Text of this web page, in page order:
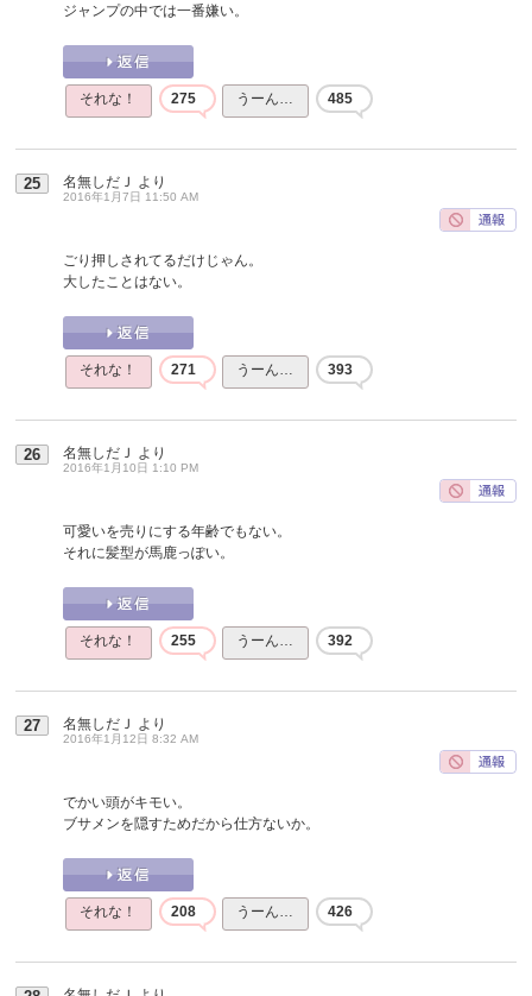
ジャンプの中では一番嫌い。
それな！ 275 うーん… 485
25 名無しだＪ より
2016年1月7日 11:50 AM
ごり押しされてるだけじゃん。
大したことはない。
それな！ 271 うーん… 393
26 名無しだＪ より
2016年1月10日 1:10 PM
可愛いを売りにする年齢でもない。
それに髪型が馬鹿っぽい。
それな！ 255 うーん… 392
27 名無しだＪ より
2016年1月12日 8:32 AM
でかい頭がキモい。
ブサメンを隠すためだから仕方ないか。
それな！ 208 うーん… 426